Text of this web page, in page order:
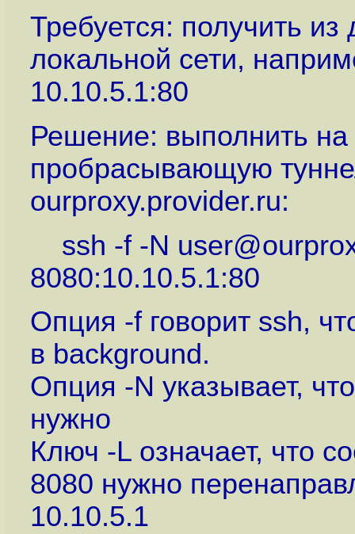
Требуется: получить
локальной сети,
10.10.5.1:80
Решение: выполнить
пробрасывающую
ourproxy.provider.ru:
ssh -f -N
8080:10.10.5.1:80
Опция -f говорит ssh,
в background.
Опция -N указывает,
нужно
Ключ -L означает, что
8080 нужно
10.10.5.1